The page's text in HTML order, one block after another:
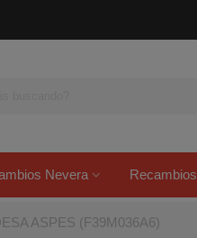
Nevera
ASPES (F39M036A6)